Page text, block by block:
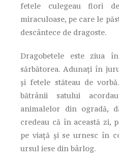
fetele culegeau flori
miraculoase, pe care le
descântece de dragoste.
Dragobetele este ziua
sărbătorea. Adunați în
și fetele stăteau de
bătrânii satului
animalelor din ogradă,
credeau că în această zi,
pe viață şi se urnesc în
ursul iese din bârlog.